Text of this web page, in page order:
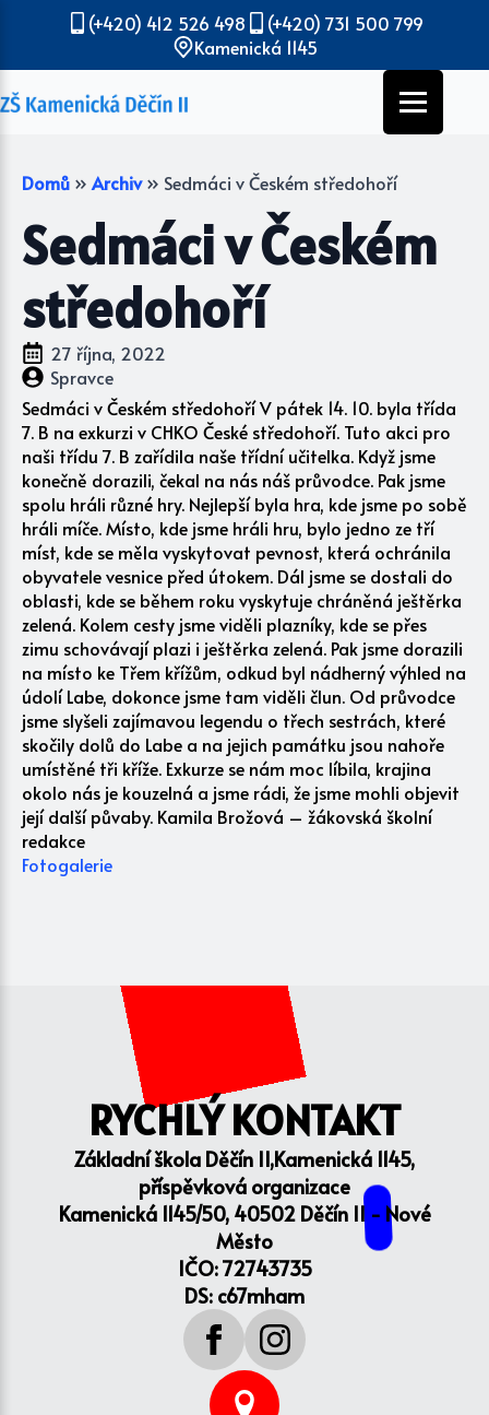
(+420) 412 526 498
(+420) 731 500 799
Kamenická 1145
Domů » Archiv » Sedmáci v Českém středohoří
Sedmáci v Českém
středohoří
27 října, 2022
Spravce
Sedmáci v Českém středohoří V pátek 14. 10. byla třída
7. B na exkurzi v CHKO České středohoří. Tuto akci pro
naši třídu 7. B zařídila naše třídní učitelka. Když jsme
konečně dorazili, čekal na nás náš průvodce. Pak jsme
spolu hráli různé hry. Nejlepší byla hra, kde jsme po sobě
hráli míče. Místo, kde jsme hráli hru, bylo jedno ze tří
míst, kde se měla vyskytovat pevnost, která ochránila
obyvatele vesnice před útokem. Dál jsme se dostali do
oblasti, kde se během roku vyskytuje chráněná ještěrka
zelená. Kolem cesty jsme viděli plazníky, kde se přes
zimu schovávají plazi i ještěrka zelená. Pak jsme dorazili
na místo ke Třem křížům, odkud byl nádherný výhled na
údolí Labe, dokonce jsme tam viděli člun. Od průvodce
jsme slyšeli zajímavou legendu o třech sestrách, které
skočily dolů do Labe a na jejich památku jsou nahoře
umístěné tři kříže. Exkurze se nám moc líbila, krajina
okolo nás je kouzelná a jsme rádi, že jsme mohli objevit
její další půvaby. Kamila Brožová – žákovská školní
redakce
Fotogalerie
RYCHLÝ KONTAKT
Základní škola Děčín II,Kamenická 1145,
příspěvková organizace
Kamenická 1145/50, 40502 Děčín II - Nové
Město
IČO: 72743735
DS: c67mham